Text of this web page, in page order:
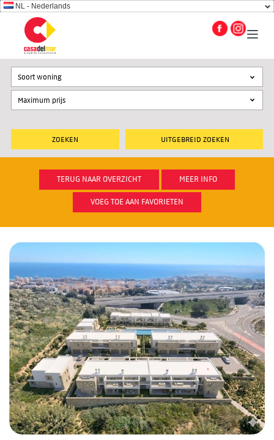
NL - Nederlands
UITGEBREID ZOEKEN
Soort woning
TERUG NAAR OVERZICHT MEER INFO
VOEG TOE AAN FAVORIETEN